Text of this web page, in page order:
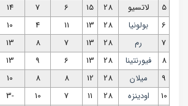
5
لاتسیو 28
15
6
7
14
6
بولونیا 28
13
11
4
10
7
رم 28
13
7
8
13
8
فیورنتینا 28
13
6
9
13
9
میلان 28
12
8
8
10
10
اودینزه 28
11
7
10
-3